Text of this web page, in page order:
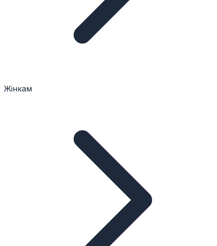
Жінкам